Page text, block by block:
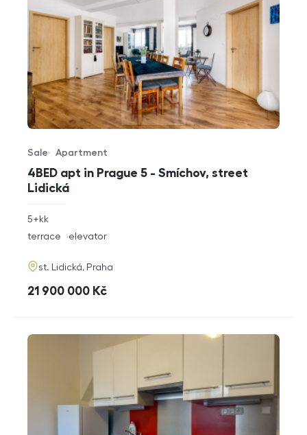
4BED apt in Prague 5 - Smíchov, street
Lidická
Offer type
Sale
Property type
Apartment
rozměry
5+kk
funkce
terrace elevator
adresa
st. Lidická, Praha
cena
21 900 000 Kč